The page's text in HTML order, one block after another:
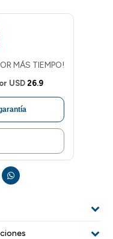
MÁS TIEMPO!
USD 26.9
